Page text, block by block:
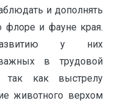
и дополнять
флоре и фауне края.
у них
в трудовой
так как выстрелу
животного верхом